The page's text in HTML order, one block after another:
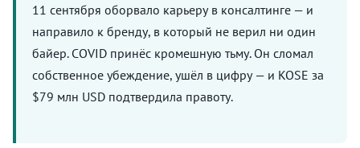
11 сентября оборвало карьеру в консалтинге — и
направило к бренду, в который не верил ни один
байер. COVID принёс кромешную тьму. Он сломал
собственное убеждение, ушёл в цифру — и KOSE за
$79 млн USD подтвердила правоту.